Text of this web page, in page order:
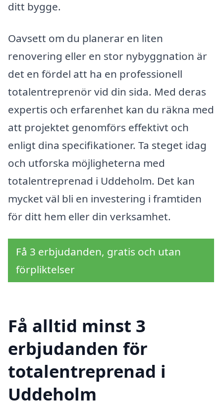
ditt bygge.
Oavsett om du planerar en liten
renovering eller en stor nybyggnation är
det en fördel att ha en professionell
totalentreprenör vid din sida. Med deras
expertis och erfarenhet kan du räkna med
att projektet genomförs effektivt och
enligt dina specifikationer. Ta steget idag
och utforska möjligheterna med
totalentreprenad i Uddeholm. Det kan
mycket väl bli en investering i framtiden
för ditt hem eller din verksamhet.
Få 3 erbjudanden, gratis och utan
förpliktelser
Få alltid minst 3
erbjudanden för
totalentreprenad i
Uddeholm